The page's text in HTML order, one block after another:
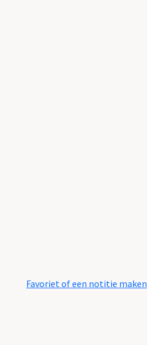
Favoriet of een notitie maken